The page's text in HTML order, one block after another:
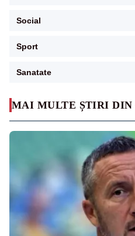
MAI MULTE ȘTIRI DIN
Social
Sport
Sanatate